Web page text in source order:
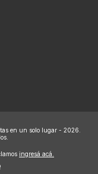
en un solo lugar - 2026.
ingresá acá.